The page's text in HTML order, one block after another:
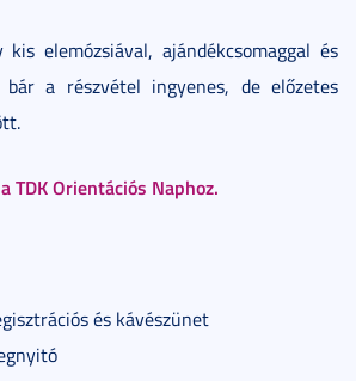
elemózsiával, ajándékcsomaggal és
a részvétel ingyenes, de előzetes
TDK Orientációs Naphoz.
és kávészünet